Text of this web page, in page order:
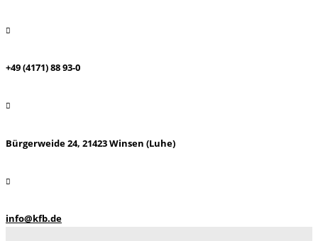
+49 (4171) 88 93-0
Bürgerweide 24, 21423 Winsen (Luhe)
info@kfb.de